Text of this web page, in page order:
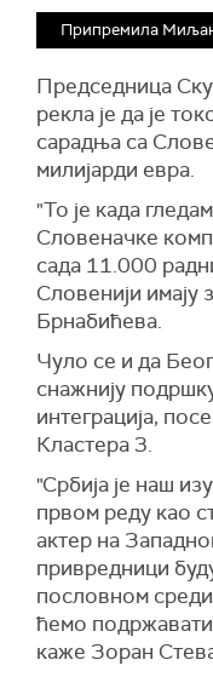
Припремила
Председница
рекла је да је
сарадња са
милијарди евра.
"То је када
Словеначке
сада 11.000
Словенији имају
Брнабићева.
Чуло се и да
снажнију
интеграција,
Кластера 3.
"Србија је наш
првом реду као
актер на
привредници
пословном
ћемо подржавати
каже Зоран